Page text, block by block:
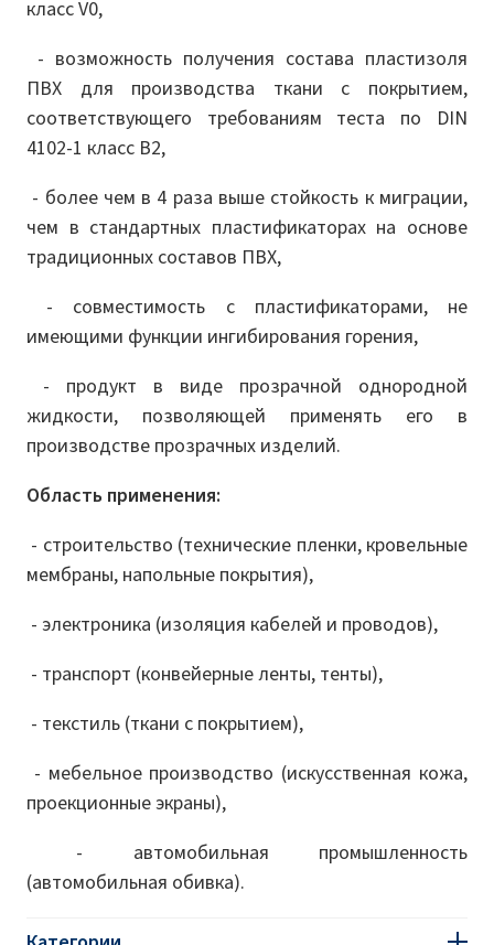
класс V0,
- возможность получения состава пластизоля
ПВХ для производства ткани с покрытием,
соответствующего требованиям теста по DIN
4102-1 класс B2,
- более чем в 4 раза выше стойкость к миграции,
чем в стандартных пластификаторах на основе
традиционных составов ПВХ,
- совместимость с пластификаторами, не
имеющими функции ингибирования горения,
- продукт в виде прозрачной однородной
жидкости, позволяющей применять его в
производстве прозрачных изделий.
Область применения:
- строительство (технические пленки, кровельные
мембраны, напольные покрытия),
- электроника (изоляция кабелей и проводов),
- транспорт (конвейерные ленты, тенты),
- текстиль (ткани с покрытием),
- мебельное производство (искусственная кожа,
проекционные экраны),
- автомобильная промышленность
(автомобильная обивка).